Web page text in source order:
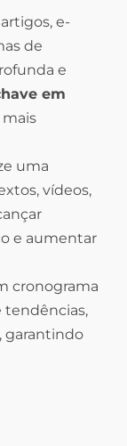
e-
de
e
em
mais
uma
vídeos,
e aumentar
cronograma
tendências,
garantindo